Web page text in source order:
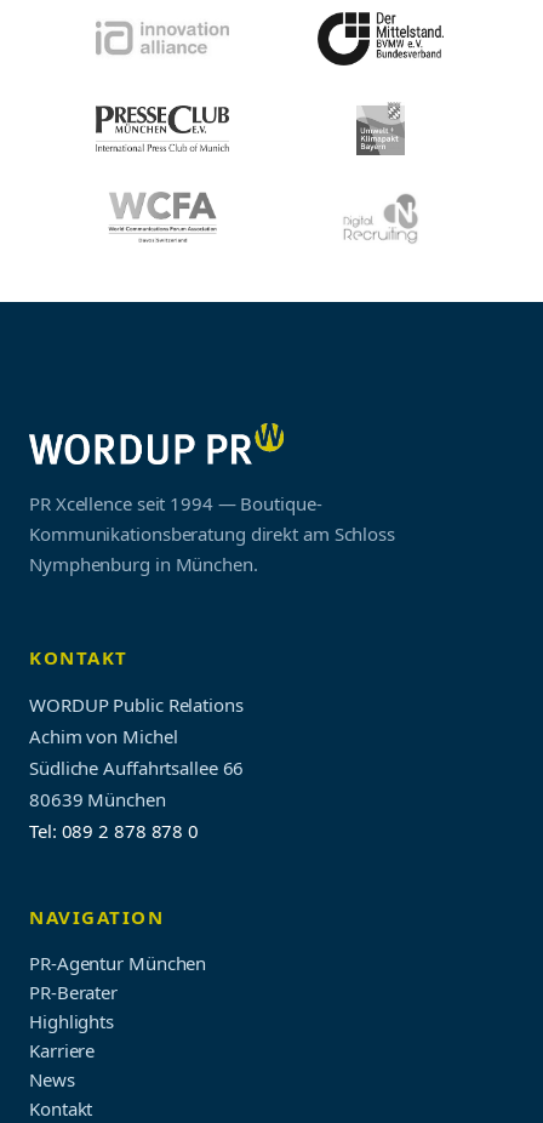
PR Xcellence seit 1994 — Boutique-
Kommunikationsberatung direkt am Schloss
Nymphenburg in München.
KONTAKT
WORDUP Public Relations
Achim von Michel
Südliche Auffahrtsallee 66
80639 München
Tel: 089 2 878 878 0
NAVIGATION
PR-Agentur München
PR-Berater
Highlights
Karriere
News
Kontakt